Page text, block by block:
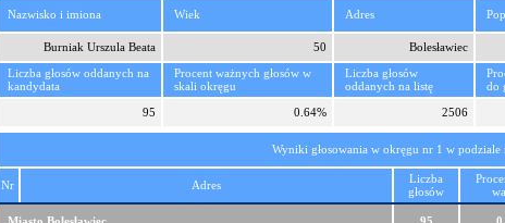
Nazwisko i imiona Wiek Adres
Burniak Urszula Beata
50 Bolesławiec
Liczba głosów oddanych na
kandydata
Procent ważnych głosów w
skali okręgu
Liczba głosów
oddanych na listę
do
95 0.64% 2506
Wyniki głosowania w okręgu nr 1 w podziale
Nr Adres
Liczba
głosów